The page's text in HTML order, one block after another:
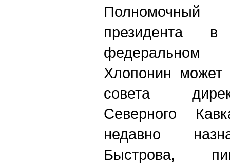
президента в
федеральном
Хлопонин может
совета
Северного
недавно
Быстрова,